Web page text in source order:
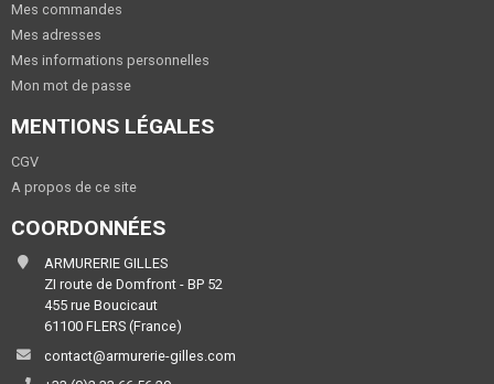
Mes commandes
Mes adresses
Mes informations personnelles
Mon mot de passe
MENTIONS LÉGALES
CGV
A propos de ce site
COORDONNÉES
ARMURERIE GILLES
ZI route de Domfront - BP 52
455 rue Boucicaut
61100 FLERS (France)
contact@armurerie-gilles.com